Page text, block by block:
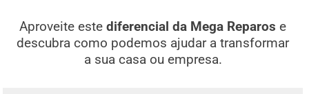
Aproveite estediferencial da Mega Reparos e
descubra como podemos ajudar a transformar
a sua casa ou empresa.